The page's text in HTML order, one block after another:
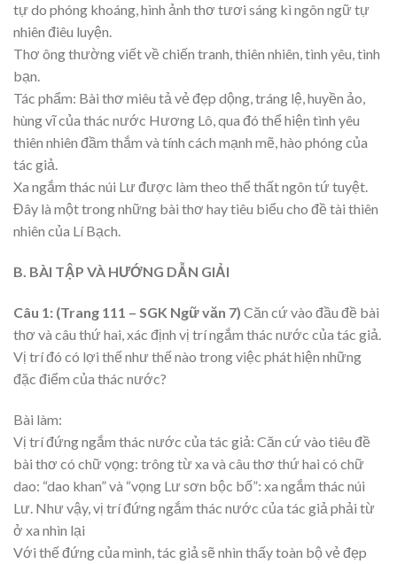
tự do phóng khoáng, hình ảnh thơ tươi sáng kì ngôn ngữ tự
nhiên điêu luyện.
Thơ ông thường viết về chiến tranh, thiên nhiên, tình yêu, tình
bạn.
Tác phẩm: Bài thơ miêu tả vẻ đẹp dộng, tráng lệ, huyền ảo,
hùng vĩ của thác nước Hương Lô, qua đó thể hiện tình yêu
thiên nhiên đầm thắm và tính cách mạnh mẽ, hào phóng của
tác giả.
Xa ngắm thác núi Lư được làm theo thể thất ngôn tứ tuyệt.
Đây là một trong những bài thơ hay tiêu biểu cho đề tài thiên
nhiên của Lí Bạch.
B. BÀI TẬP VÀ HƯỚNG DẪN GIẢI
Câu 1: (Trang 111 – SGK Ngữ văn 7) Căn cứ vào đầu đề bài
thơ và câu thứ hai, xác định vị trí ngắm thác nước của tác giả.
Vị trí đó có lợi thế như thế nào trong việc phát hiện những
đặc điểm của thác nước?
Bài làm:
Vị trí đứng ngắm thác nước của tác giả: Căn cứ vào tiêu đề
bài thơ có chữ vọng: trông từ xa và câu thơ thứ hai có chữ
dao: “dao khan” và “vọng Lư sơn bộc bố”: xa ngắm thác núi
Lư. Như vậy, vị trí đứng ngắm thác nước của tác giả phải từ
ở xa nhìn lại
Với thế đứng của mình, tác giả sẽ nhìn thấy toàn bộ vẻ đẹp